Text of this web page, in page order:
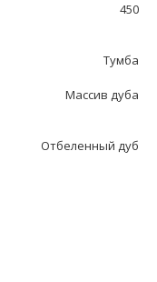
450
Тумба
Массив дуба
Отбеленный дуб